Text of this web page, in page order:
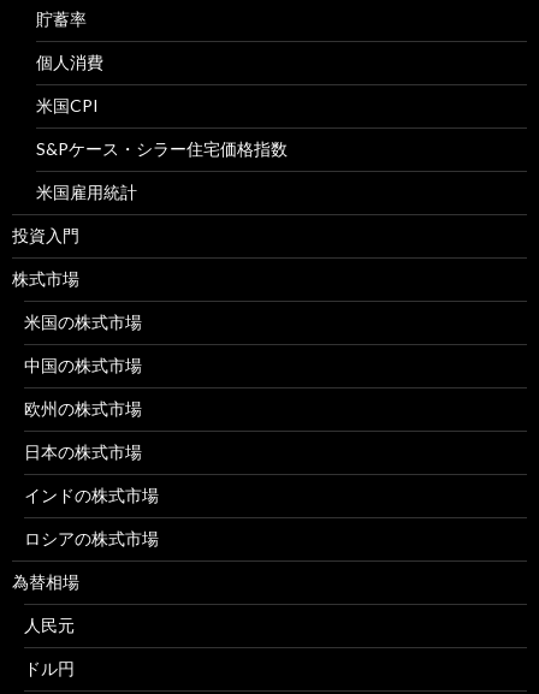
貯蓄率
個人消費
米国CPI
S&Pケース・シラー住宅価格指数
米国雇用統計
投資入門
株式市場
米国の株式市場
中国の株式市場
欧州の株式市場
日本の株式市場
インドの株式市場
ロシアの株式市場
為替相場
人民元
ドル円